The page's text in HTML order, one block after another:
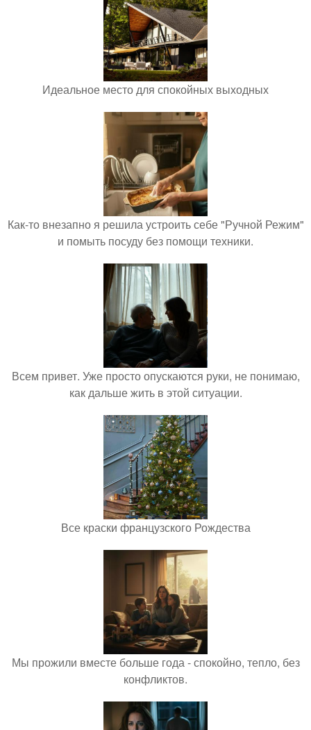
Идеальное место для спокойных выходных
Как-то внезапно я решила устроить себе "Ручной Режим"
и помыть посуду без помощи техники.
Всем привет. Уже просто опускаются руки, не понимаю,
как дальше жить в этой ситуации.
Все краски французского Рождества
Мы прожили вместе больше года - спокойно, тепло, без
конфликтов.